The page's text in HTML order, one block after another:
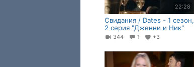
22:28
Свидания / Dates - 1 сезон,
2 серия "Дженни и Ник"
344 1 +3